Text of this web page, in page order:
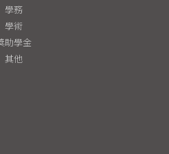
學務
學術
助學金
其他